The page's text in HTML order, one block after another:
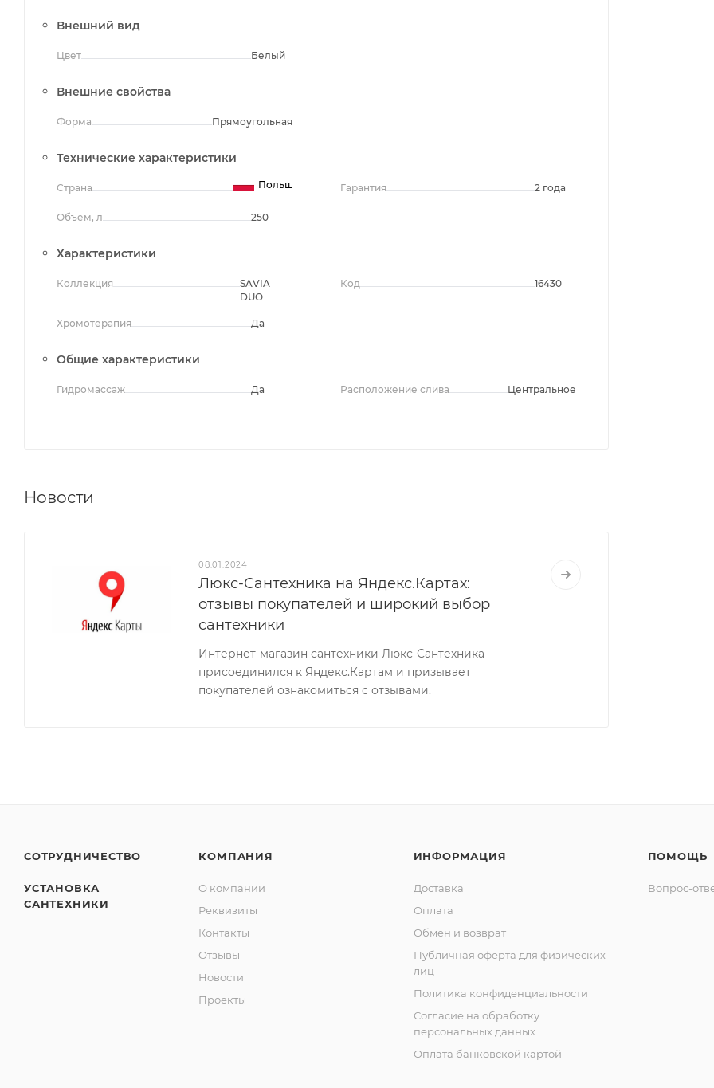
Внешний вид
Цвет Белый
Внешние свойства
Форма Прямоугольная
Технические характеристики
Страна Польша
Объем, л 250
Гарантия 2 года
Характеристики
Коллекция
SAVIA
DUO
Хромотерапия Да
Код 16430
Общие характеристики
Гидромассаж Да Расположение слива Центральное
Новости
08.01.2024
Люкс-Сантехника на Яндекс.Картах:
отзывы покупателей и широкий выбор
сантехники
Интернет-магазин сантехники Люкс-Сантехника
присоединился к Яндекс.Картам и призывает
покупателей ознакомиться с отзывами.
СОТРУДНИЧЕСТВО
УСТАНОВКА
САНТЕХНИКИ
КОМПАНИЯ
О компании
Реквизиты
Контакты
Отзывы
Новости
Проекты
ИНФОРМАЦИЯ
Доставка
Оплата
Обмен и возврат
Публичная оферта для физических
лиц
Политика конфиденциальности
Согласие на обработку
персональных данных
Оплата банковской картой
ПОМОЩЬ
Вопрос-